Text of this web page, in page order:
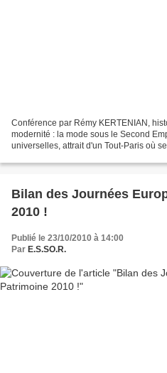
Conférence par Rémy KERTENIAN,
modernité : la mode sous le Second
universelles, attrait d'un Tout-Paris où
Bilan des Journées
2010 !
Publié le 23/10/2010 à 14:00
Par E.S.SO.R.